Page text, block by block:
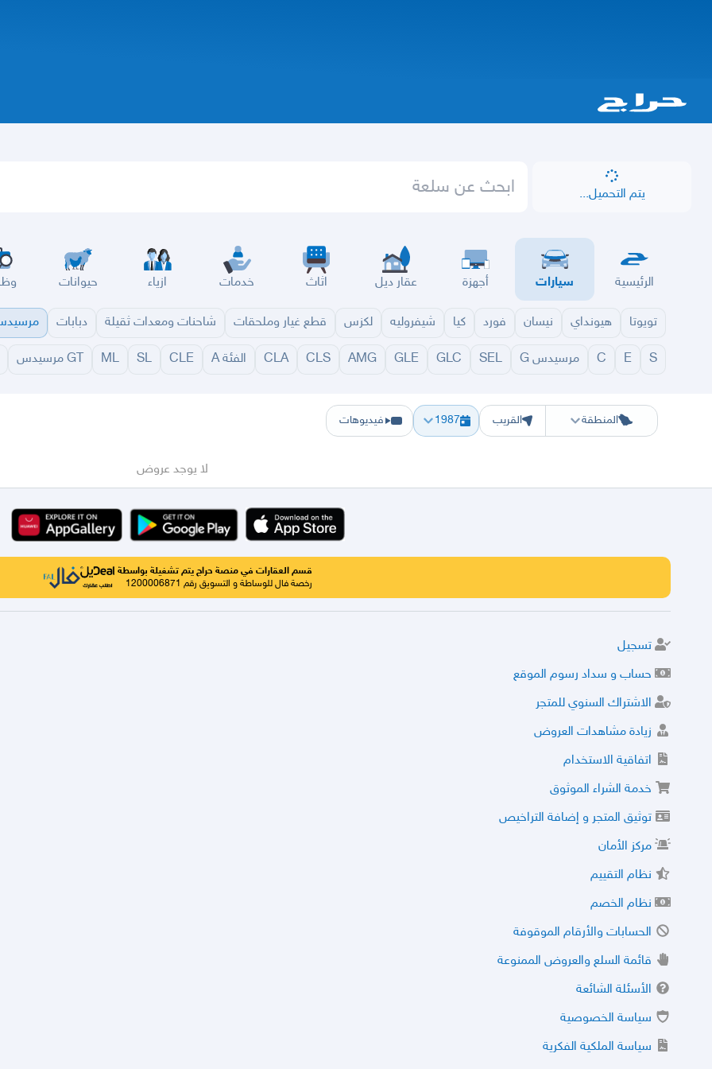
يتم التحميل...
الرئيسية سيارات أجهزة عقار ديل اثاث خدمات ازياء حيوانات
تويوتا هيونداي نيسان فورد كيا شيفروليه لكزس قطع غيار وملحقات شاحنات ومعدات ثقيلة دبابات
S
E
C مرسيدس G SEL
GLC
GLE
AMG
CLS
CLA الفئة A CLE
SL
ML GT مرسيدس
المنطقة
الرياض الشرقيه حفر الباطن المدينة الطايفتبوك القصيم الباحة
القريب 1987 فيديوهات
لا يوجد عروض
قسم العقارات في منصة حراج يتم تشغيلة بواسطة
رخصة فال للوساطة و التسويق رقم 1200006871
تسجيل
حساب و سداد رسوم الموقع
الاشتراك السنوي للمتجر
زيادة مشاهدات العروض
اتفاقية الاستخدام
خدمة الشراء الموثوق
توثيق المتجر و إضافة التراخيص
مركز الأمان
نظام التقييم
نظام الخصم
الحسابات والأرقام الموقوفة
قائمة السلع والعروض الممنوعة
الأسئلة الشائعة
سياسة الخصوصية
سياسة الملكية الفكرية